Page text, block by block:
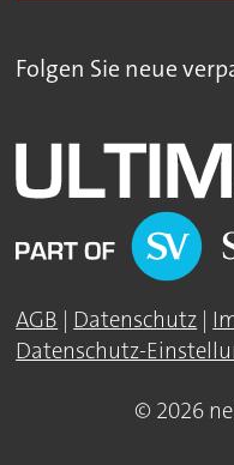
Folgen Sie neue
AGB | Datenschutz |
Datenschutz-
© 2026